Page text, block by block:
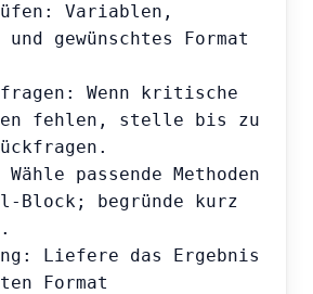
Variablen,
gewünschtes Format
Wenn kritische
fehlen, stelle bis zu
passende Methoden
Block; begründe kurz
Liefere das Ergebnis
Format